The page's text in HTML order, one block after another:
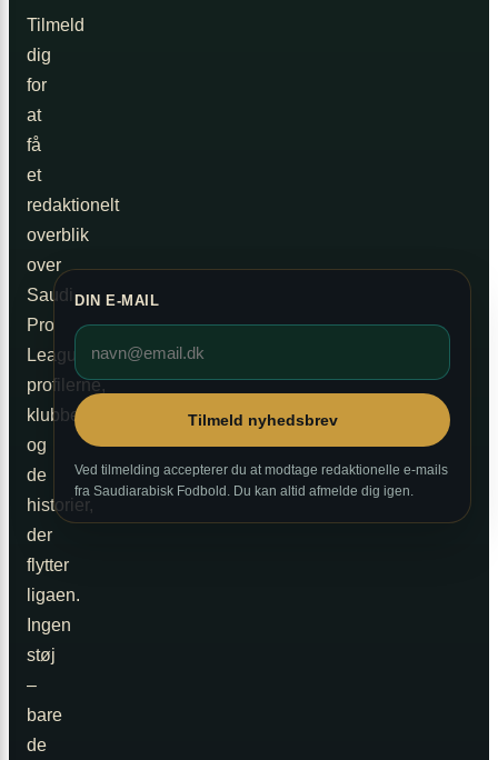
Tilmeld
dig
for
at
få
et
redaktionelt
overblik
over
Saudi
Pro
League,
profilerne,
klubberne
og
de
historier,
der
flytter
ligaen.
Ingen
støj
–
bare
de
DIN E-MAIL
Tilmeld nyhedsbrev
Ved tilmelding accepterer du at modtage redaktionelle e-mails
fra Saudiarabisk Fodbold. Du kan altid afmelde dig igen.